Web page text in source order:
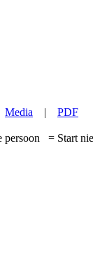
Media | PDF
= Start